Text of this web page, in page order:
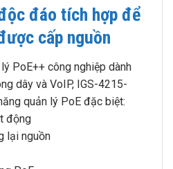
đáo tích hợp để
cấp nguồn
PoE++ công nghiệp dành
dây và VoIP, IGS-4215-
quản lý PoE đặc biệt:
động
lại nguồn